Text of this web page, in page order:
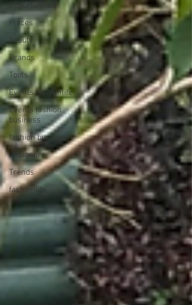
Opportunities
Places
Beauty
Brands
Tools
Events fashionlife
Events fashion
business
fashion business
Designers
Trends
fashionlife